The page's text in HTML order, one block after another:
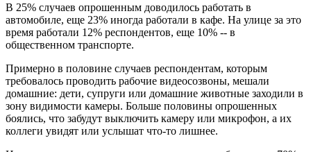
В 25% случаев опрошенным доводилось работать в
автомобиле, еще 23% иногда работали в кафе. На улице за это
время работали 12% респондентов, еще 10% -- в
общественном транспорте.
Примерно в половине случаев респондентам, которым
требовалось проводить рабочие видеосозвоны, мешали
домашние: дети, супруги или домашние животные заходили в
зону видимости камеры. Больше половины опрошенных
боялись, что забудут выключить камеру или микрофон, а их
коллеги увидят или услышат что-то лишнее.